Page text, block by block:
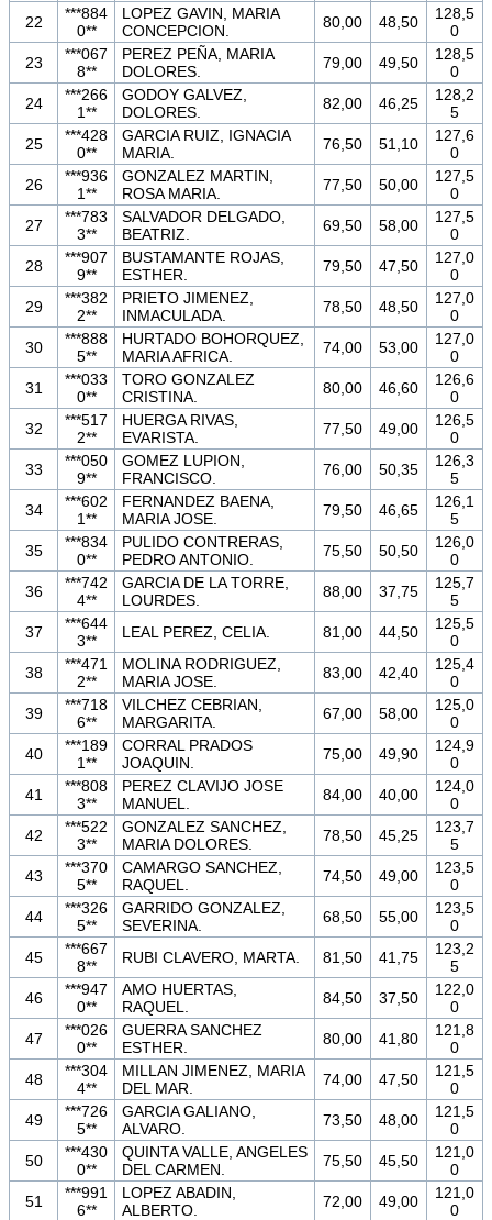
22
***884
0**
LOPEZ GAVIN, MARIA
CONCEPCION.
80,00 48,50
128,5
0
23
***067
8**
PEREZ PEÑA, MARIA
DOLORES.
79,00 49,50
128,5
0
24
***266
1**
GODOY GALVEZ,
DOLORES.
82,00 46,25
128,2
5
25
***428
0**
GARCIA RUIZ, IGNACIA
MARIA.
76,50 51,10
127,6
0
26
***936
1**
GONZALEZ MARTIN,
ROSA MARIA.
77,50 50,00
127,5
0
27
***783
3**
SALVADOR DELGADO,
BEATRIZ.
69,50 58,00
127,5
0
28
***907
9**
BUSTAMANTE ROJAS,
ESTHER.
79,50 47,50
127,0
0
29
***382
2**
PRIETO JIMENEZ,
INMACULADA.
78,50 48,50
127,0
0
30
***888
5**
HURTADO BOHORQUEZ,
MARIA AFRICA.
74,00 53,00
127,0
0
31
***033
0**
TORO GONZALEZ
CRISTINA.
80,00 46,60
126,6
0
32
***517
2**
HUERGA RIVAS,
EVARISTA.
77,50 49,00
126,5
0
33
***050
9**
GOMEZ LUPION,
FRANCISCO.
76,00 50,35
126,3
5
34
***602
1**
FERNANDEZ BAENA,
MARIA JOSE.
79,50 46,65
126,1
5
35
***834
0**
PULIDO CONTRERAS,
PEDRO ANTONIO.
75,50 50,50
126,0
0
36
***742
4**
GARCIA DE LA TORRE,
LOURDES.
88,00 37,75
125,7
5
37
***644
3**
LEAL PEREZ, CELIA. 81,00 44,50
125,5
0
38
***471
2**
MOLINA RODRIGUEZ,
MARIA JOSE.
83,00 42,40
125,4
0
39
***718
6**
VILCHEZ CEBRIAN,
MARGARITA.
67,00 58,00
125,0
0
40
***189
1**
CORRAL PRADOS
JOAQUIN.
75,00 49,90
124,9
0
41
***808
3**
PEREZ CLAVIJO JOSE
MANUEL.
84,00 40,00
124,0
0
42
***522
3**
GONZALEZ SANCHEZ,
MARIA DOLORES.
78,50 45,25
123,7
5
43
***370
5**
CAMARGO SANCHEZ,
RAQUEL.
74,50 49,00
123,5
0
44
***326
5**
GARRIDO GONZALEZ,
SEVERINA.
68,50 55,00
123,5
0
45
***667
8**
RUBI CLAVERO, MARTA. 81,50 41,75
123,2
5
46
***947
0**
AMO HUERTAS,
RAQUEL.
84,50 37,50
122,0
0
47
***026
0**
GUERRA SANCHEZ
ESTHER.
80,00 41,80
121,8
0
48
***304
4**
MILLAN JIMENEZ, MARIA
DEL MAR.
74,00 47,50
121,5
0
49
***726
5**
GARCIA GALIANO,
ALVARO.
73,50 48,00
121,5
0
50
***430
0**
QUINTA VALLE, ANGELES
DEL CARMEN.
75,50 45,50
121,0
0
51
***991
6**
LOPEZ ABADIN,
ALBERTO.
72,00 49,00
121,0
0